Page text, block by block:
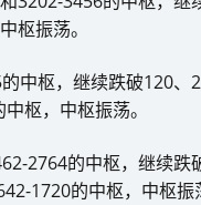
枢振荡。
中枢，继续跌破120、
枢，中枢振荡。
2764的中枢，继续跌
1720的中枢，中枢振